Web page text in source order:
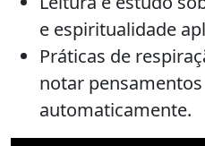
e espiritualidade
Práticas de
notar
automaticamente.